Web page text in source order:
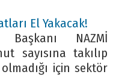
El Yakacak!
NAZMİ
sayısına takılıp
için sektör